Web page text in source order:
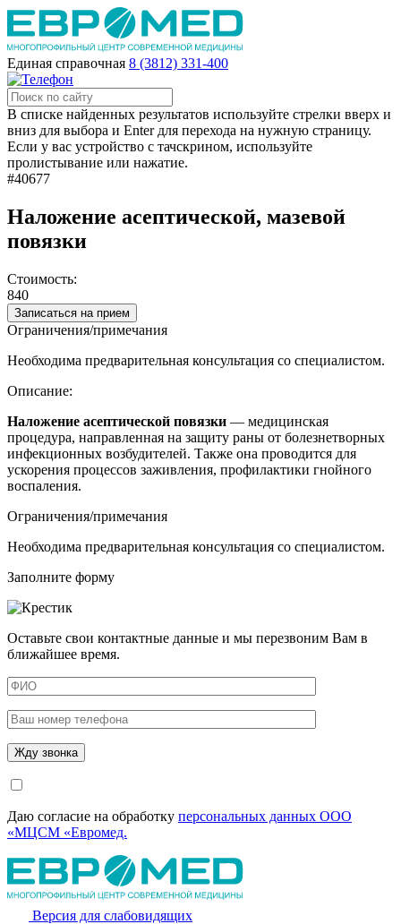
Единая справочная 8 (3812) 331-400
В списке найденных результатов используйте стрелки вверх и
вниз для выбора и Enter для перехода на нужную страницу.
Если у вас устройство с тачскрином, используйте
пролистывание или нажатие.
#40677
Наложение асептической, мазевой
повязки
Стоимость:
840
Записаться на прием
Ограничения/примечания
Необходима предварительная консультация со специалистом.
Описание:
Наложение асептической повязки — медицинская
процедура, направленная на защиту раны от болезнетворных
инфекционных возбудителей. Также она проводится для
ускорения процессов заживления, профилактики гнойного
воспаления.
Ограничения/примечания
Необходима предварительная консультация со специалистом.
Заполните форму
Оставьте свои контактные данные и мы перезвоним Вам в
ближайшее время.
Даю согласие на обработку персональных данных ООО
«МЦСМ «Евромед.
Версия для слабовидящих